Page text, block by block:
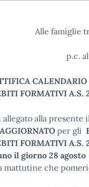
Alle famiglie
p.c.
FORMATIVI A.S.
alla presente
per gli
FORMATIVI A.S.
il giorno 28 agosto
mattutine che